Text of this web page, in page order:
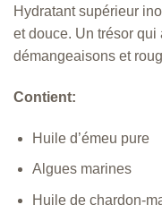
Hydratant supérieur
et douce. Un trésor qui
démangeaisons et
Contient:
Huile d’émeu pure
Algues marines
Huile de chardon-